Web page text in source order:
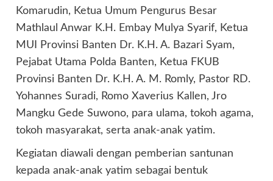
Komarudin, Ketua Umum Pengurus Besar
Mathlaul Anwar K.H. Embay Mulya Syarif, Ketua
MUI Provinsi Banten Dr. K.H. A. Bazari Syam,
Pejabat Utama Polda Banten, Ketua FKUB
Provinsi Banten Dr. K.H. A. M. Romly, Pastor RD.
Yohannes Suradi, Romo Xaverius Kallen, Jro
Mangku Gede Suwono, para ulama, tokoh agama,
tokoh masyarakat, serta anak-anak yatim.
Kegiatan diawali dengan pemberian santunan
kepada anak-anak yatim sebagai bentuk